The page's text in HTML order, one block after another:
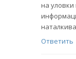
на
Ответить